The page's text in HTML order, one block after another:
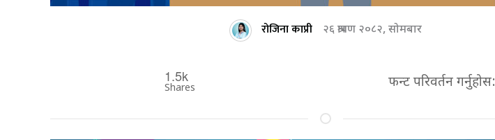
रोजिना काप्री २६ श्रावण २०८२, सोमबार
1.5k
Shares फन्ट परिवर्तन गर्नुहोस: